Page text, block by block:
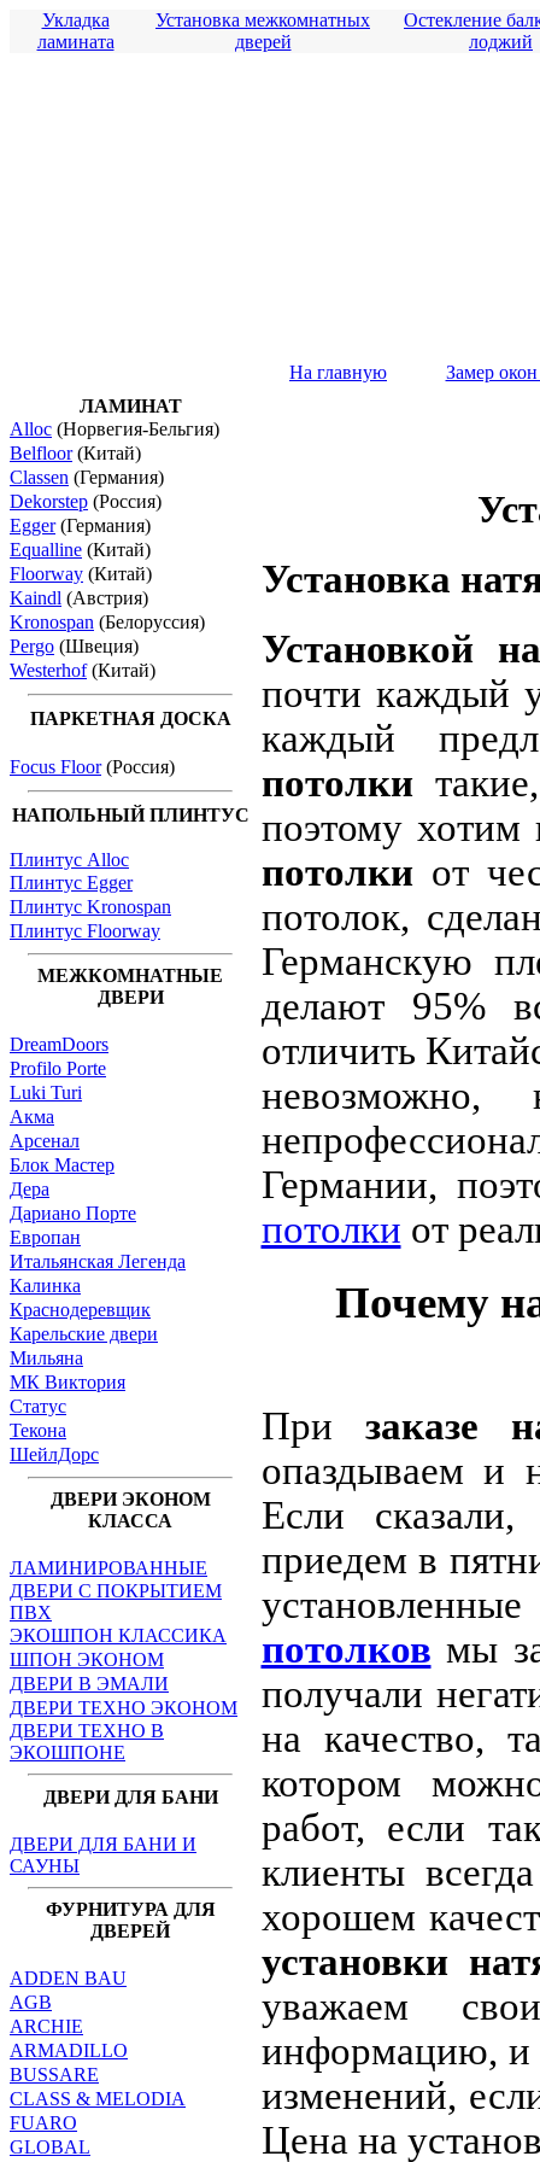
Укладка
ламината
Установка межкомнатных
дверей
Остекление
лоджий
ЛАМИНАТ
Alloc (Норвегия-Бельгия)
Belfloor(Китай)
Classen (Германия)
Dekorstep (Россия)
Egger(Германия)
Equalline (Китай)
Floorway (Китай)
Kaindl (Австрия)
Kronospan (Белоруссия)
Pergo (Швеция)
Westerhof(Китай)
ПАРКЕТНАЯ ДОСКА
Focus Floor(Россия)
НАПОЛЬНЫЙ ПЛИНТУС
Плинтус Alloc
Плинтус Egger
Плинтус Kronospan
Плинтус Floorway
МЕЖКОМНАТНЫЕ
ДВЕРИ
DreamDoors
Profilo Porte
Luki Turi
Акма
Арсенал
Блок Мастер
Дера
Дариано Порте
Европан
Итальянская Легенда
Калинка
Краснодеревщик
Карельские двери
Мильяна
МК Виктория
Статус
Текона
ШейлДорс
ДВЕРИ ЭКОНОМ
КЛАССА
ЛАМИНИРОВАННЫЕ
ДВЕРИ С ПОКРЫТИЕМ
ПВХ
ЭКОШПОН КЛАССИКА
ШПОН ЭКОНОМ
ДВЕРИ В ЭМАЛИ
ДВЕРИ ТЕХНО ЭКОНОМ
ДВЕРИ ТЕХНО В
ЭКОШПОНЕ
ДВЕРИ ДЛЯ БАНИ
ДВЕРИ ДЛЯ БАНИ И
САУНЫ
ФУРНИТУРА ДЛЯ
ДВЕРЕЙ
ADDEN BAU
AGB
ARCHIE
ARMADILLO
BUSSARE
CLASS & MELODIA
FUARO
GLOBAL
На главную Замер
Установка
Установкой
почти каждый
каждый
потолки
поэтому
потолкиот
потолок,
Германскую
делают 95%
отличить
Германии,
потолки от
Почему
При заказе
опаздываем и
Если
приедем в
потолков мы
получали
на качество,
котором
работ, если
клиенты
хорошем
установки
уважаем
информацию, и
изменений,
Цена на